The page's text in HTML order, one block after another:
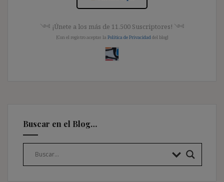
༺ ¡Únete a los más de 11.500 Suscriptores! ༺
[Con el registro aceptas la Política de Privacidad del blog]
Buscar en el Blog…